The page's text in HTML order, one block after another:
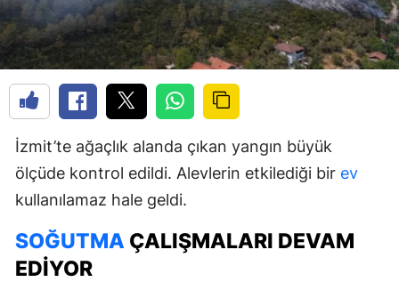
İzmit’te ağaçlık alanda çıkan yangın büyük
ölçüde kontrol edildi. Alevlerin etkilediği bir ev
kullanılamaz hale geldi.
SOĞUTMA ÇALIŞMALARI DEVAM
EDIYOR